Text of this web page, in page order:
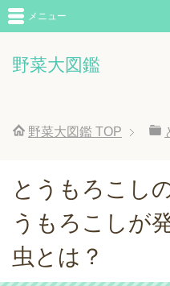
野菜大図鑑
メニュー
野菜大図鑑 TOP
とうもろこし
うもろこしが
虫とは？